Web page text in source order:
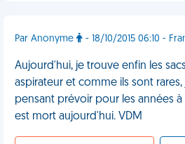
Par Anonyme - 18/10/2015 06:10 -
Aujourd'hui, je trouve enfin les
aspirateur et comme ils sont
pensant prévoir pour les années
est mort aujourd'hui. VDM